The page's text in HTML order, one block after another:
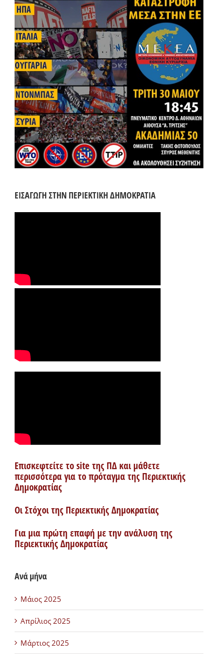
ΕΙΣΑΓΩΓΗ ΣΤΗΝ ΠΕΡΙΕΚΤΙΚΗ ΔΗΜΟΚΡΑΤΙΑ
Επισκεφτείτε το site της ΠΔ και μάθετε
περισσότερα για το πρόταγμα της Περιεκτικής
Δημοκρατίας
Οι Στόχοι της Περιεκτικής Δημοκρατίας
Για μια πρώτη επαφή με την ανάλυση της
Περιεκτικής Δημοκρατίας
Ανά μήνα
Μάιος 2025
Απρίλιος 2025
Μάρτιος 2025